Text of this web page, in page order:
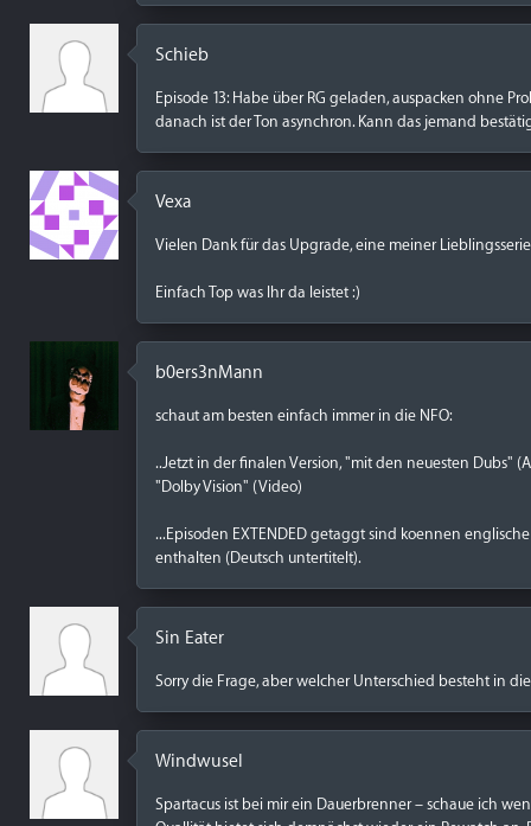
Schieb
Episode 13: Habe über RG geladen, auspacken ohne
danach ist der Ton asynchron. Kann das jemand
Vexa
Vielen Dank für das Upgrade, eine meiner
Einfach Top was Ihr da leistet :)
b0ers3nMann
schaut am besten einfach immer in die NFO:
..Jetzt in der finalen Version, "mit den neuesten Dubs"
"Dolby Vision" (Video)
...Episoden EXTENDED getaggt sind koennen
enthalten (Deutsch untertitelt).
Sin Eater
Sorry die Frage, aber welcher Unterschied besteht in
Windwusel
Spartacus ist bei mir ein Dauerbrenner – schaue ich